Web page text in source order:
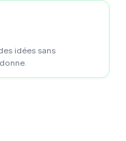
idées sans